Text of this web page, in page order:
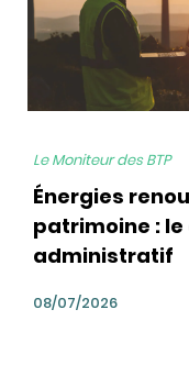
Le Moniteur des BTP
Énergies
patrimoine :
administratif
08/07/2026